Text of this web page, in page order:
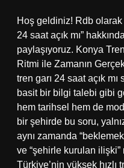
Hoş geldiniz! Rdb olarak
24 saat açık mı”
paylaşıyoruz. Konya
Ritmi ile Zamanın
tren garı 24 saat açık mı
basit bir bilgi talebi gibi
hem tarihsel hem de
bir şehirde bu soru,
aynı zamanda
ve “şehirle kurulan ilişki”
Türkiye’nin yüksek hızlı